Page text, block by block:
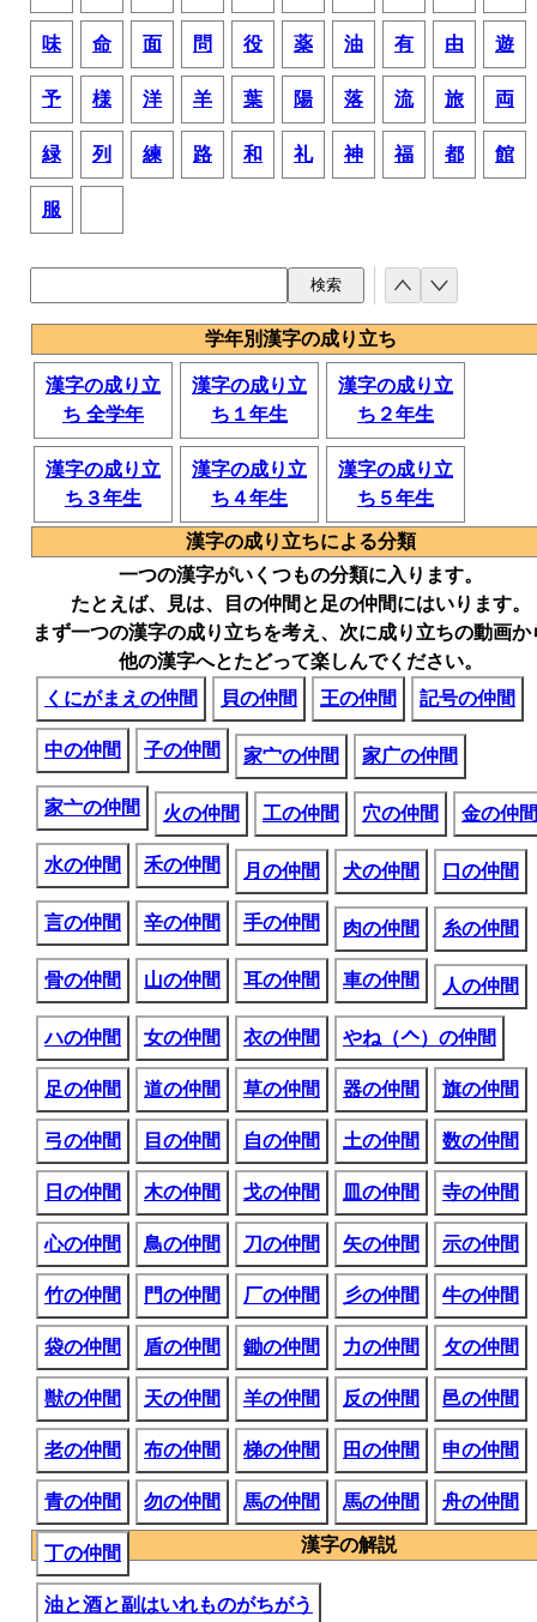
味 命 面 問 役 薬 油 有 由 遊
予 様 洋 羊 葉 陽 落 流 旅 両
緑 列 練 路 和 礼 神 福 都 館
服
学年別漢字の成り立ち
漢字の成り立
ち 全学年
漢字の成り立
ち１年生
漢字の成り立
ち２年生
漢字の成り立
ち３年生
漢字の成り立
ち４年生
漢字の成り立
ち５年生
漢字の成り立ちによる分類
一つの漢字がいくつもの分類に入ります。
たとえば、見は、目の仲間と足の仲間にはいります。
まず一つの漢字の成り立ちを考え、次に成り立ちの動画か
他の漢字へとたどって楽しんでください。
くにがまえの仲間
貝の仲間 王の仲間 記号の仲間
中の仲間 子の仲間 家宀の仲間 家广の仲間
家亠の仲間 火の仲間 工の仲間 穴の仲間 金の仲間
水の仲間 禾の仲間 月の仲間 犬の仲間 口の仲間
言の仲間 辛の仲間 手の仲間 肉の仲間 糸の仲間
骨の仲間 山の仲間 耳の仲間 車の仲間 人の仲間
ハの仲間 女の仲間 衣の仲間 やね（𠆢）の仲間
足の仲間 道の仲間 草の仲間 器の仲間 旗の仲間
弓の仲間 目の仲間 自の仲間 土の仲間 数の仲間
日の仲間 木の仲間 戈の仲間 皿の仲間 寺の仲間
心の仲間 鳥の仲間 刀の仲間 矢の仲間 示の仲間
竹の仲間 門の仲間 厂の仲間 彡の仲間 牛の仲間
袋の仲間 盾の仲間 鋤の仲間 力の仲間 攵の仲間
獣の仲間 天の仲間 羊の仲間 反の仲間 邑の仲間
老の仲間 布の仲間 梯の仲間 田の仲間 申の仲間
青の仲間 勿の仲間 馬の仲間 馬の仲間 舟の仲間
丁の仲間 漢字の解説
油と酒と副はいれものがちがう